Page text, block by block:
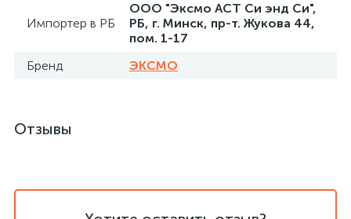
Импортер в РБ
ООО "Эксмо АСТ Си энд Си",
РБ, г. Минск, пр-т. Жукова 44,
пом. 1-17
Бренд
ЭКСМО
Отзывы